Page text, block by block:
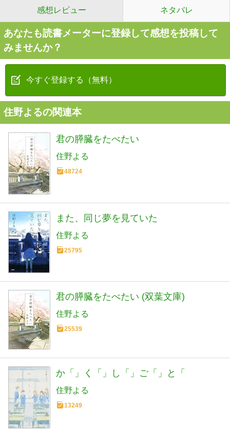
感想レビュー ネタバレ
あなたも読書メーターに登録して感想を投稿して
みませんか？
今すぐ登録する（無料）
住野よるの関連本
君の膵臓をたべたい
住野よる
48724
また、同じ夢を見ていた
住野よる
25795
君の膵臓をたべたい (双葉文庫)
住野よる
25539
か「」く「」し「」ご「」と「
住野よる
13249